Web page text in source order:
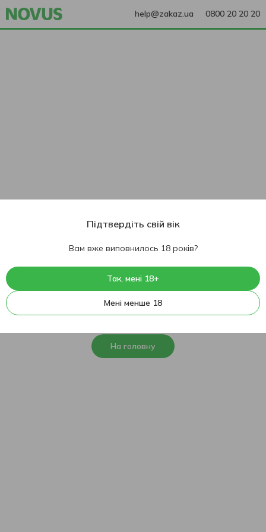
help@zakaz.ua 0800 20 20 20
404
На жаль, ця сторінка не
знайдена
На головну
Підтвердіть свій вік
Вам вже виповнилось 18 років?
Так, мені 18+
Мені менше 18